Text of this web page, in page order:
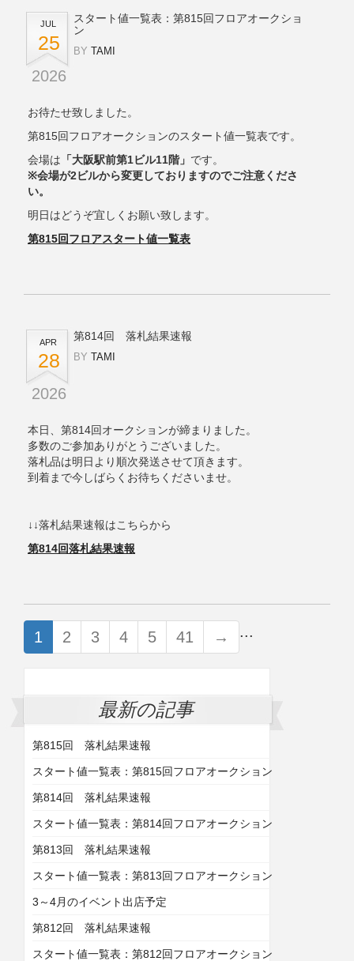
JUL
25
2026
スタート値一覧表：第815回フロアオークショ
ン
BY TAMI
お待たせ致しました。
第815回フロアオークションのスタート値一覧表です。
会場は 「大阪駅前第1ビル11階」 です。
※会場が2ビルから変更しておりますのでご注意くださ
い。
明日はどうぞ宜しくお願い致します。
第815回フロアスタート値一覧表
APR
28
2026
第814回 落札結果速報
BY TAMI
本日、第814回オークションが締まりました。
多数のご参加ありがとうございました。
落札品は明日より順次発送させて頂きます。
到着まで今しばらくお待ちくださいませ。
↓↓落札結果速報はこちらから
第814回落札結果速報
1 2 3 4 5 ...
41 →
最新の記事
第815回 落札結果速報
スタート値一覧表：第815回フロアオークション
第814回 落札結果速報
スタート値一覧表：第814回フロアオークション
第813回 落札結果速報
スタート値一覧表：第813回フロアオークション
3～4月のイベント出店予定
第812回 落札結果速報
スタート値一覧表：第812回フロアオークション